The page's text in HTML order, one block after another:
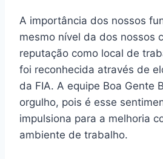
A importância dos nossos
mesmo nível da dos nossos
reputação como local de
foi reconhecida através de
da FIA. A equipe Boa Gente
orgulho, pois é esse
impulsiona para a melhoria
ambiente de trabalho.